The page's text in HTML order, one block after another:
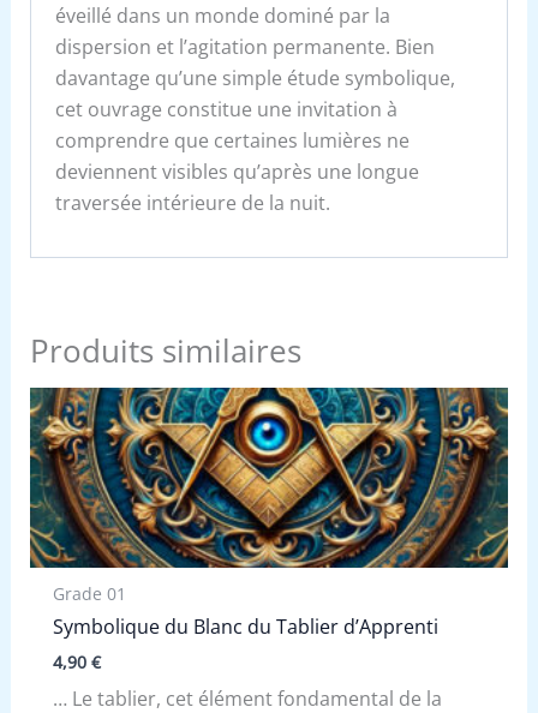
éveillé dans un monde dominé par la
dispersion et l’agitation permanente. Bien
davantage qu’une simple étude symbolique,
cet ouvrage constitue une invitation à
comprendre que certaines lumières ne
deviennent visibles qu’après une longue
traversée intérieure de la nuit.
Produits similaires
Grade 01
Symbolique du Blanc du Tablier d’Apprenti
4,90 €
… Le tablier, cet élément fondamental de la